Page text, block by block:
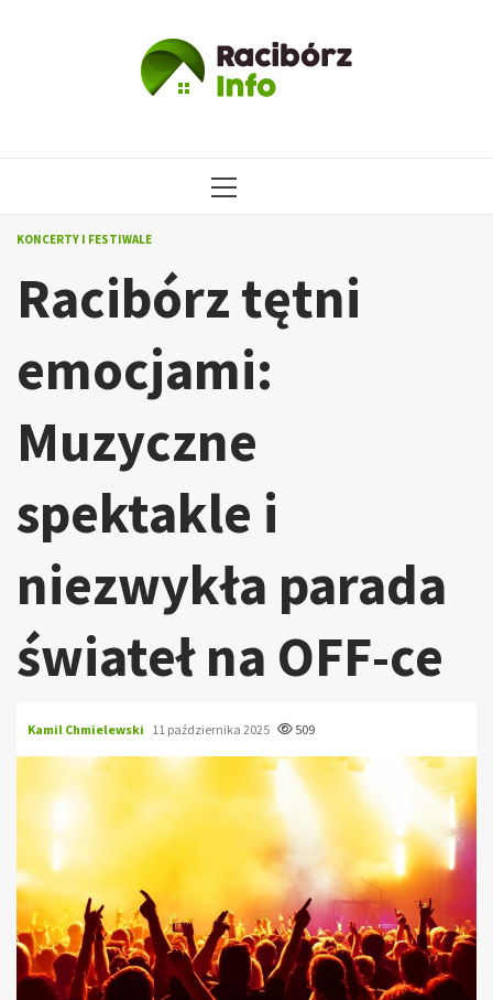
MENU
KONCERTY I FESTIWALE
Racibórz tętni
emocjami:
Muzyczne
spektakle i
niezwykła parada
świateł na OFF-ce
Kamil Chmielewski 11 października 2025 509